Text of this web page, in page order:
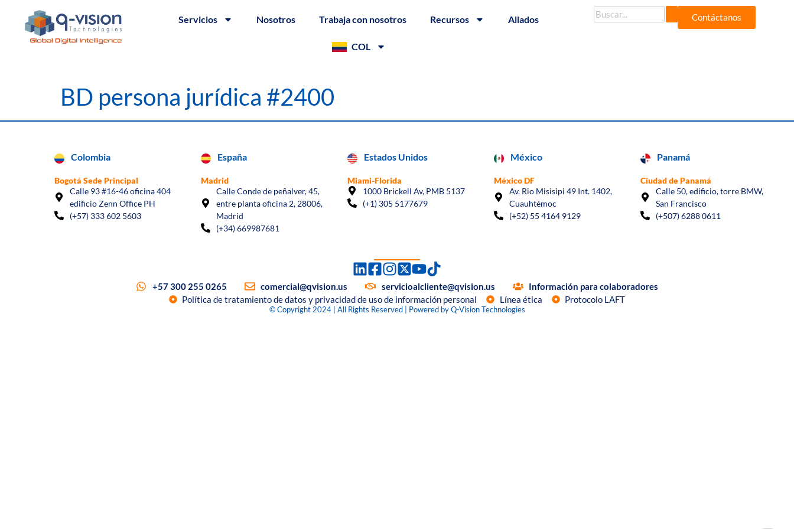
Servicios Nosotros Trabaja con nosotros Recursos Aliados
COL
Contáctanos
BD persona jurídica #2400
Colombia
Bogotá Sede Principal
Calle 93 #16-46 oficina 404
edificio Zenn Office PH
(+57) 333 602 5603
España
Madrid
Calle Conde de peñalver, 45,
entre planta oficina 2, 28006,
Madrid
(+34) 669987681
Estados Unidos
Miami-Florida
1000 Brickell Av, PMB 5137
(+1) 305 5177679
México
México DF
Av. Rio Misisipi 49 Int. 1402,
Cuauhtémoc
(+52) 55 4164 9129
Panamá
Ciudad de Panamá
Calle 50, edificio, torre BMW,
San Francisco
(+507) 6288 0611
+57 300 255 0265 comercial@qvision.us servicioalcliente@qvision.us
Información para colaboradores
Política de tratamiento de datos y privacidad de uso de información personal
Línea ética Protocolo LAFT
© Copyright 2024 | All Rights Reserved | Powered by Q-Vision Technologies